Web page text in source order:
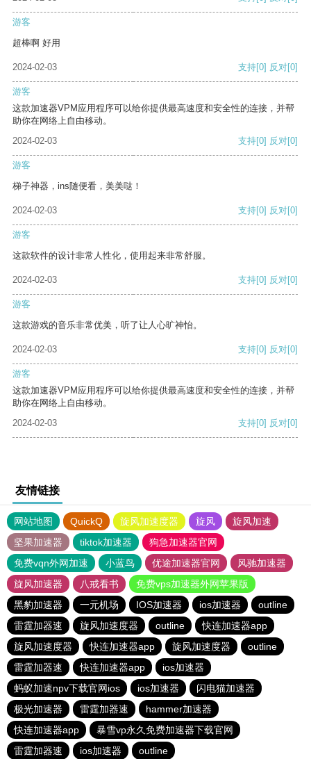
游客
超棒啊 好用
2024-02-03 支持[0] 反对[0]
游客
这款加速器VPM应用程序可以给你提供最高速度和安全性的连接，并帮
助你在网络上自由移动。
2024-02-03
支持[0] 反对[0]
游客
梯子神器，ins随便看，美美哒！
2024-02-03 支持[0] 反对[0]
游客
这款软件的设计非常人性化，使用起来非常舒服。
2024-02-03 支持[0] 反对[0]
游客
这款游戏的音乐非常优美，听了让人心旷神怡。
2024-02-03 支持[0] 反对[0]
游客
这款加速器VPM应用程序可以给你提供最高速度和安全性的连接，并帮
助你在网络上自由移动。
2024-02-03
支持[0] 反对[0]
友情链接
网站地图 QuickQ 旋风加速度器 旋风
旋风加速
坚果加速器
tiktok加速器
狗急加速器官网
免费vqn外网加速
小蓝鸟 优途加速器官网
风驰加速器
旋风加速器
八戒看书
免费vps加速器外网苹果版
黑豹加速器
一元机场 IOS加速器 ios加速器
outline
雷霆加器速
旋风加速度器 outline
快连加速器app
旋风加速度器
快连加速器app 旋风加速度器
outline
雷霆加器速
快连加速器app
ios加速器
蚂蚁加速npv下载官网ios
ios加速器
闪电猫加速器
极光加速器
雷霆加器速
hammer加速器
快连加速器app
暴雪vp永久免费加速器下载官网
雷霆加器速
ios加速器 outline